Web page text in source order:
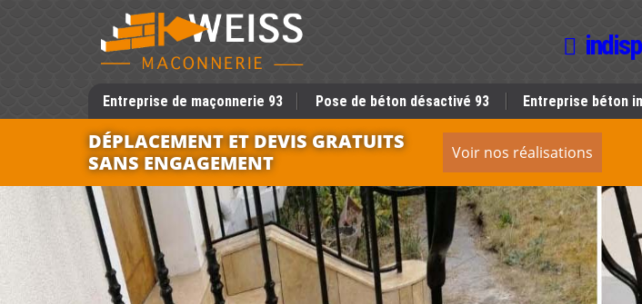
Entreprise de maçonnerie 93 Pose de béton désactivé 93 Entreprise béton
DÉPLACEMENT ET DEVIS GRATUITS
SANS ENGAGEMENT
Voir nos réalisations